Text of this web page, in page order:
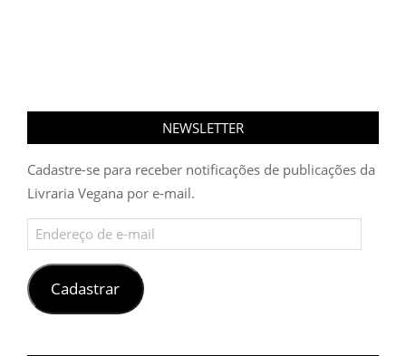
NEWSLETTER
Cadastre-se para receber notificações de publicações da
Livraria Vegana por e-mail.
Endereço
de
e-
mailCadastrar